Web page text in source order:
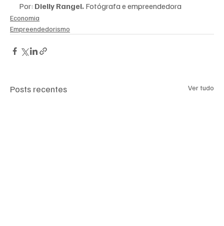
Por: Dielly Rangel. Fotógrafa e empreendedora
Economia
Empreendedorismo
Posts recentes Ver tudo